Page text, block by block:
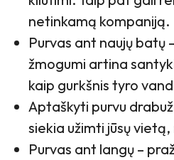
netinkamą kompaniją.
Purvas ant naujų batų
žmogumi artina
kaip gurkšnis tyro
Aptaškyti purvu
siekia užimti jūsų
Purvas ant langų –